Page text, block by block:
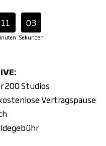
11 02
Sekunden
200 Studios
Vertragspause